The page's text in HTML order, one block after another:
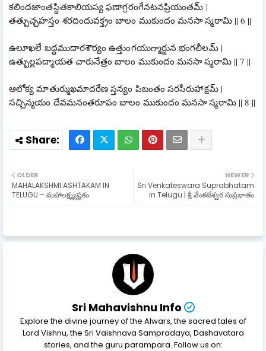
కలిందజాంతస్థితకాలియస్య ఫణాగ్రరంగేనటనప్రియంతమ్ |
తత్పుచ్ఛహస్తం శరదిందువక్త్రం బాలం ముకుందం మనసా స్మరామి || 6 ||
ఉలూఖలే బద్ధముదారశౌర్యం ఉత్తుంగయుగ్మార్జున భంగలీలమ్ |
ఉత్ఫుల్లపద్మాయత చారునేత్రం బాలం ముకుందం మనసా స్మరామి || 7 ||
ఆలోక్య మాతుర్ముఖమాదరేణ స్తన్యం పిబంతం సరసీరుహాక్షమ్ |
సచ్చిన్మయం దేవమనంతరూపం బాలం ముకుందం మనసా స్మరామి || 8 ||
NEWER
Sri Venkateswara Suprabhatam
in Telugu | శ్రీ వేంకటేశ్వర సుప్రభాతం
OLDER
MAHALAKSHMI ASHTAKAM IN
TELUGU – మహాలక్ష్మ్యష్టకం
Sri Mahavishnu Info
Explore the divine journey of the Alwars, the sacred tales of
Lord Vishnu, the Sri Vaishnava Sampradaya, Dashavatara
stories, and the guru parampara. Follow us on: